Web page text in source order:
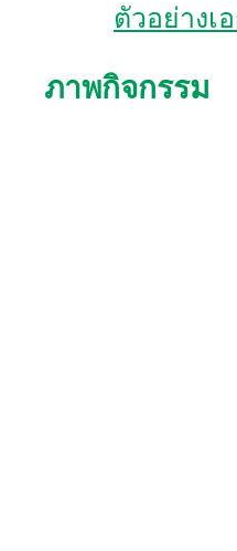
ตัวอย่างเ
ภาพกิจกรรม